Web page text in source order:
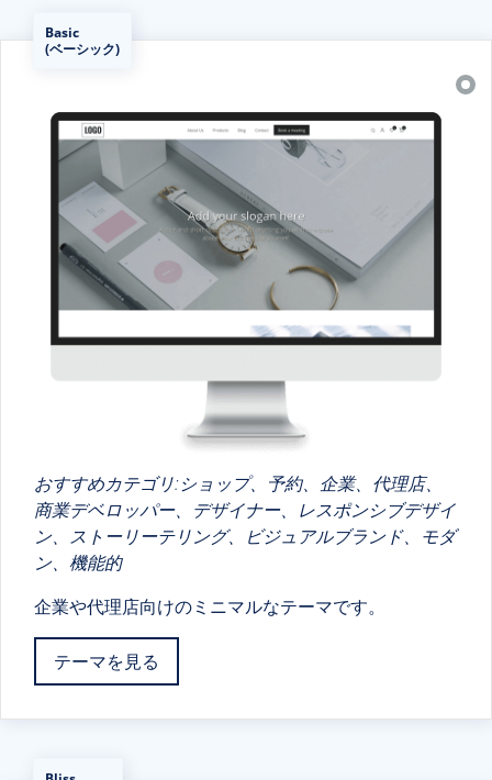
Basic
(ベーシック)
おすすめカテゴリ:ショップ、予約、企業、代理店、
商業デベロッパー、デザイナー、レスポンシブデザイ
ン、ストーリーテリング、ビジュアルブランド、モダ
ン、機能的
企業や代理店向けのミニマルなテーマです。
テーマを見る